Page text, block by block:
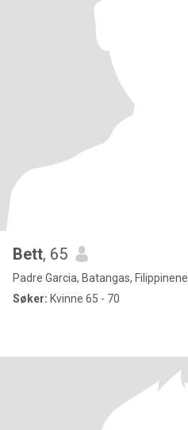
Bett, 65
Padre Garcia, Batangas, Filippinene
Søker: Kvinne 65 - 70